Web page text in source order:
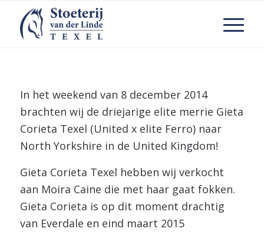
In het weekend van 8 december 2014
brachten wij de driejarige elite merrie Gieta
Corieta Texel (United x elite Ferro) naar
North Yorkshire in de United Kingdom!
Gieta Corieta Texel hebben wij verkocht
aan Moira Caine die met haar gaat fokken.
Gieta Corieta is op dit moment drachtig
van Everdale en eind maart 2015